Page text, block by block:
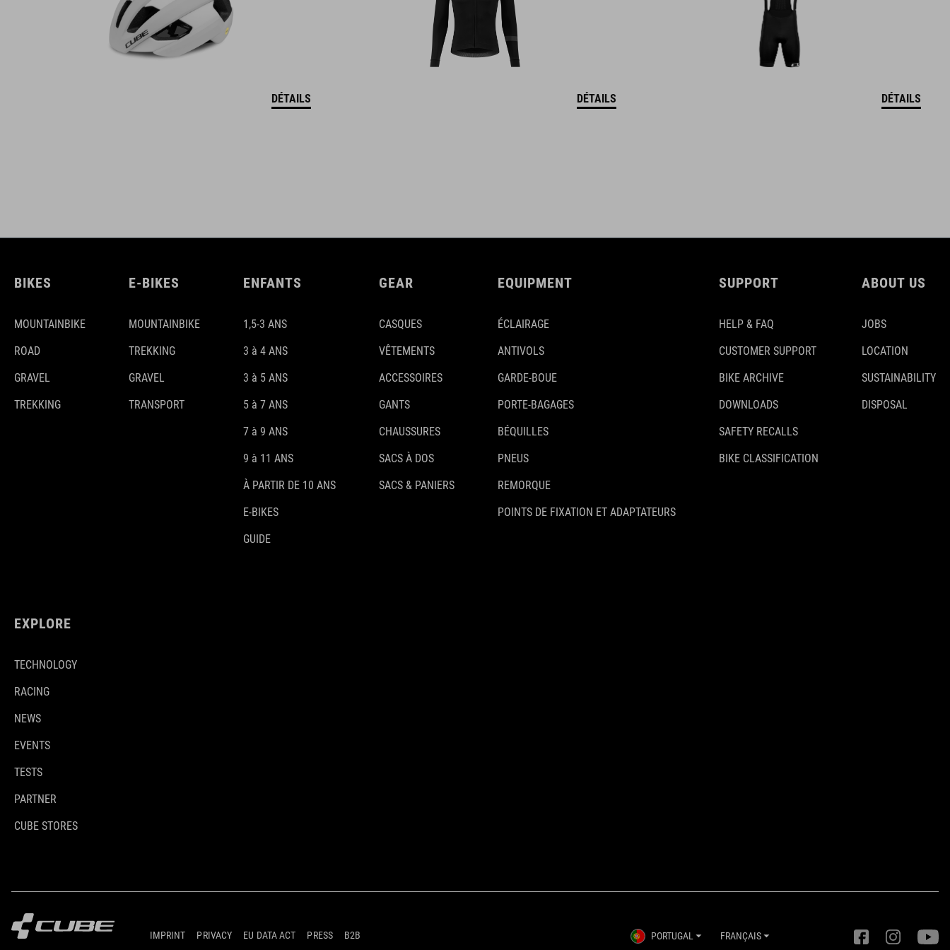
CUBE_Reel-Knob-Disc-Set_Manual_V1-2505
DÉTAILS DÉTAILS DÉTAILS
BIKES
MOUNTAINBIKE
ROAD
GRAVEL
TREKKING
E-BIKES
MOUNTAINBIKE
TREKKING
GRAVEL
TRANSPORT
ENFANTS
1,5-3 ANS
3 à 4 ANS
3 à 5 ANS
5 à 7 ANS
7 à 9 ANS
9 à 11 ANS
À PARTIR DE 10 ANS
E-BIKES
GUIDE
GEAR
CASQUES
VÊTEMENTS
ACCESSOIRES
GANTS
CHAUSSURES
SACS À DOS
SACS & PANIERS
EQUIPMENT
ÉCLAIRAGE
ANTIVOLS
GARDE-BOUE
PORTE-BAGAGES
BÉQUILLES
PNEUS
REMORQUE
POINTS DE FIXATION ET ADAPTATEURS
SUPPORT
HELP & FAQ
CUSTOMER SUPPORT
BIKE ARCHIVE
DOWNLOADS
SAFETY RECALLS
BIKE CLASSIFICATION
ABOUT US
JOBS
LOCATION
SUSTAINABILITY
DISPOSAL
EXPLORE
TECHNOLOGY
RACING
NEWS
EVENTS
TESTS
PARTNER
CUBE STORES
IMPRINT PRIVACY EU DATA ACT PRESS B2B PORTUGAL FRANÇAIS